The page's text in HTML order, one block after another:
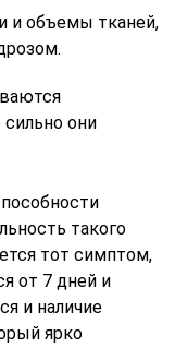
и объемы тканей,
сильно они
такого
тот симптом,
от 7 дней и
и наличие
ярко